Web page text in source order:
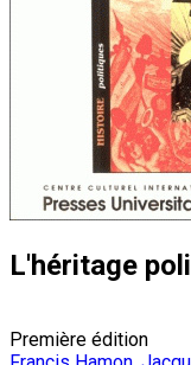
L'héritage
Première édition